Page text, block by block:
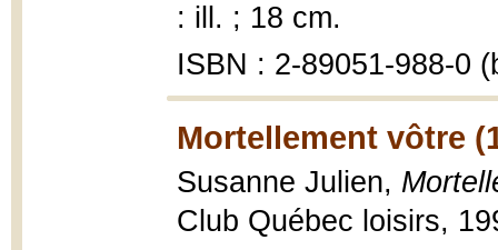
: ill. ; 18 cm.
ISBN : 2-89051-988-0
Mortellement vôtre
Susanne Julien,
Club Québec loisirs,